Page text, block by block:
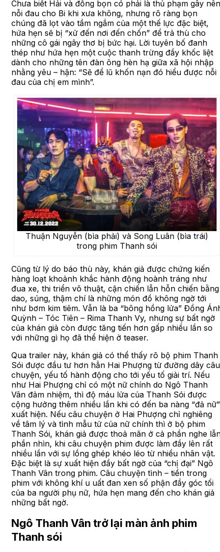
Chưa biết Hải và đồng bọn có phải là thủ phạm gây nên
nỗi đau cho Bi khi xưa không, nhưng rõ ràng bọn
chúng đã lọt vào tầm ngắm của một thế lực đặc biệt,
hứa hẹn sẽ bị “xử đến nơi đến chốn” để trả thù cho
những cô gái ngây thơ bị bức hại. Lời tuyên bố đanh
thép như hứa hẹn một cuộc thanh trừng đầy khốc liệt
dành cho những tên đàn ông hèn hạ giữa xã hội nhập
nhằng yêu – hận: “Sẽ để lũ khốn nạn đó hiểu được nỗi
đau của chị em mình”.
Thuận Nguyễn (bìa phải) và Song Luân (bìa trái)
trong phim Thanh sói
Cũng từ lý do báo thù này, khán giả được chứng kiến
hàng loạt khoảnh khắc hành động hoành tráng như
đua xe, thi triển võ thuật, cận chiến lẫn hỗn chiến bằng
dao, súng, thậm chí là những món đồ không ngờ tới
như bơm kim tiêm. Vẫn là ba “bông hồng lửa” Đồng
Quỳnh – Tóc Tiên – Rima Thanh Vy, nhưng sự bất ngờ
của khán giả còn được tăng tiến hơn gấp nhiều lần so
với những gì họ đã thể hiện ở teaser.
Qua trailer này, khán giả có thể thấy rõ bộ phim Thanh
Sói được đầu tư hơn hẳn Hai Phượng từ đường dây câu
chuyện, yếu tố hành động cho tới yếu tố giải trí. Nếu
như Hai Phượng chỉ có một nữ chính do Ngô Thanh
Vân đảm nhiệm, thì độ máu lửa của Thanh Sói được
cộng hưởng thêm nhiều lần khi có đến ba nàng “đả nữ”
xuất hiện. Nếu câu chuyện ở Hai Phượng chỉ nghiêng
về tâm lý và tình mẫu tử của nữ chính thì ở bộ phim
Thanh Sói, khán giả được thoả mãn ở cả phần nghe
phần nhìn, khi câu chuyện phim được làm đầy lên rất
nhiều lần với sự lồng ghép khéo léo từ nhiều nhân vật.
Đặc biệt là sự xuất hiện đầy bất ngờ của “chị đại” Ngô
Thanh Vân trong phim. Câu chuyện tình – tiền trong
phim với không khí u uất đan xen số phận đầy góc tối
của ba người phụ nữ, hứa hẹn mang đến cho khán giả
những bất ngờ.
Ngô Thanh Vân trở lại màn ảnh phim
Thanh sói